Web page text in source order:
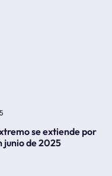
se extiende por
junio de 2025